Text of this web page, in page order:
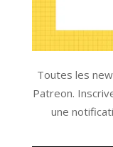
Toutes les
Patreon.
une